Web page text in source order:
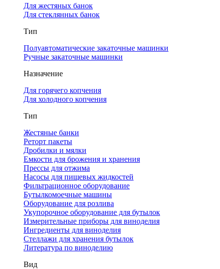
Для жестяных банок
Для стеклянных банок
Тип
Полуавтоматические закаточные машинки
Ручные закаточные машинки
Назначение
Для горячего копчения
Для холодного копчения
Тип
Жестяные банки
Реторт пакеты
Дробилки и мялки
Емкости для брожения и хранения
Прессы для отжима
Насосы для пищевых жидкостей
Фильтрационное оборудование
Бутылкомоечные машины
Оборудование для розлива
Укупорочное оборудование для бутылок
Измерительные приборы для виноделия
Ингредиенты для виноделия
Стеллажи для хранения бутылок
Литература по виноделию
Вид